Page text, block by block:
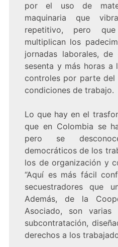
por el uso de
maquinaria que
repetitivo, pero
multiplican los
jornadas laborales,
sesenta y más horas a
controles por parte del
condiciones de trabajo.
Lo que hay en el
que en Colombia se
pero se
democráticos de los
los de organización y
“Aquí es más fácil
secuestradores que
Además, de la
Asociado, son
subcontratación,
derechos a los